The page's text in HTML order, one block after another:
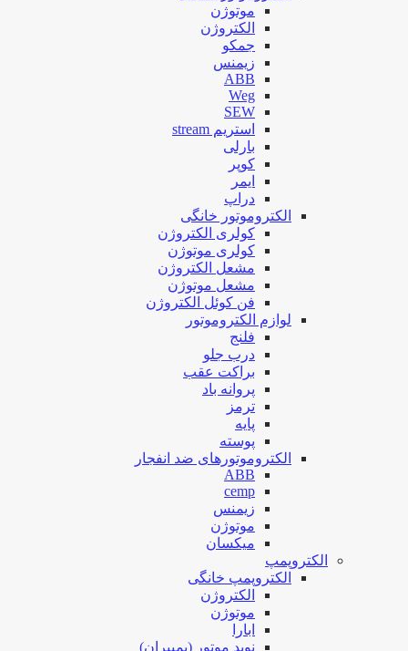
موتوژن
الکتروژن
جمکو
زیمنس
ABB
Weg
SEW
استریم stream
بارلی
کوپر
ایمر
دراپ
الکتروموتور خانگی
کولری الکتروژن
کولری موتوژن
مشعل الکتروژن
مشعل موتوژن
فن کوئل الکتروژن
لوازم الکتروموتور
فلنج
درب جلو
براکت عقب
پروانه باد
ترمز
پایه
پوسته
الکتروموتورهای ضد انفجار
ABB
cemp
زیمنس
موتوژن
میکسان
الکتروپمپ
الکتروپمپ خانگی
الکتروژن
موتوژن
ابارا
نوید موتور (پمپیران)